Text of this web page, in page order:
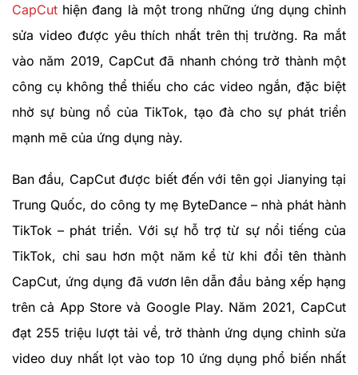
CapCut hiện đang là một trong những ứng dụng chỉnh
sửa video được yêu thích nhất trên thị trường. Ra mắt
vào năm 2019, CapCut đã nhanh chóng trở thành một
công cụ không thể thiếu cho các video ngắn, đặc biệt
nhờ sự bùng nổ của TikTok, tạo đà cho sự phát triển
mạnh mẽ của ứng dụng này.
Ban đầu, CapCut được biết đến với tên gọi Jianying tại
Trung Quốc, do công ty mẹ ByteDance – nhà phát hành
TikTok – phát triển. Với sự hỗ trợ từ sự nổi tiếng của
TikTok, chỉ sau hơn một năm kể từ khi đổi tên thành
CapCut, ứng dụng đã vươn lên dẫn đầu bảng xếp hạng
trên cả App Store và Google Play. Năm 2021, CapCut
đạt 255 triệu lượt tải về, trở thành ứng dụng chỉnh sửa
video duy nhất lọt vào top 10 ứng dụng phổ biến nhất